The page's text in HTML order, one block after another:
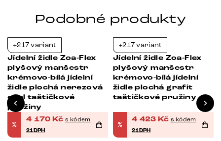
Podobné produkty
+217 variant
Jídelní židle Zoa-Flex
plyšový manšestr
krémovo-bílá jídelní
židle plochá nerezová
ocel taštičkové
pružiny
%
4 170 Kč s kódem
21DPH
+217 variant
Jídelní židle Zoa-Flex
plyšový manšestr
krémovo-bílá jídelní
židle plochá grafit
taštičkové pružiny
%
4 423 Kč s kódem
21DPH